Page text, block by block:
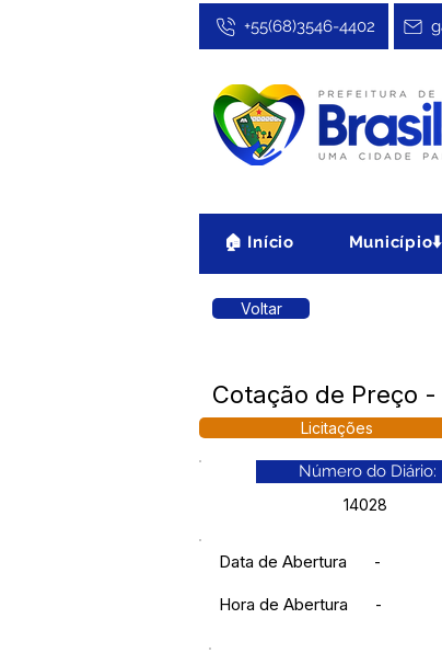
+55(68)3546-4402
🏠 Início Município⬇️
Voltar
Cotação de Preço
Licitações
Número do Diário:
14028
Data de Abertura -
Hora de Abertura -